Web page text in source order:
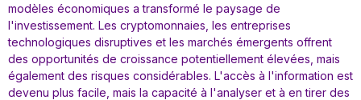
modèles économiques a transformé le paysage de
l'investissement. Les cryptomonnaies, les entreprises
technologiques disruptives et les marchés émergents offrent
des opportunités de croissance potentiellement élevées, mais
également des risques considérables. L'accès à l'information est
devenu plus facile, mais la capacité à l'analyser et à en tirer des